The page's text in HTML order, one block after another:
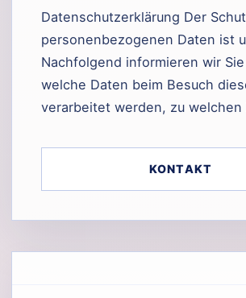
Datenschutzerklärung Der
personenbezogenen Daten ist
Nachfolgend informieren wir
welche Daten beim Besuch
verarbeitet werden, zu
KONTAKT